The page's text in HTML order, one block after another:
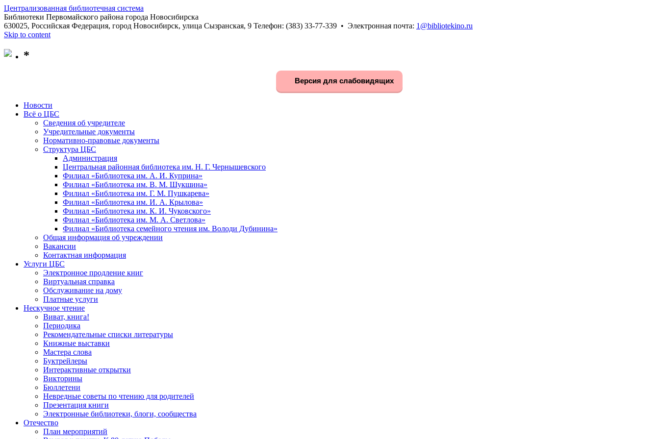
Централизованная библиотечная система
Библиотеки Первомайского района города Новосибирска
630025, Российская Федерация, город Новосибирск, улица Сызранская, 9 Телефон: (383) 33-77-339 • Электронная почта: 1@bibliotekino.ru
Skip to content
*
Версия для слабовидящих
Новости
Всё о ЦБС
Сведения об учредителе
Учредительные документы
Нормативно-правовые документы
Структура ЦБС
Администрация
Центральная районная библиотека им. Н. Г. Чернышевского
Филиал «Библиотека им. А. И. Куприна»
Филиал «Библиотека им. В. М. Шукшина»
Филиал «Библиотека им. Г. М. Пушкарева»
Филиал «Библиотека им. И. А. Крылова»
Филиал «Библиотека им. К. И. Чуковского»
Филиал «Библиотека им. М. А. Светлова»
Филиал «Библиотека семейного чтения им. Володи Дубинина»
Общая информация об учреждении
Вакансии
Контактная информация
Услуги ЦБС
Электронное продление книг
Виртуальная справка
Обслуживание на дому
Платные услуги
Нескучное чтение
Виват, книга!
Периодика
Рекомендательные списки литературы
Книжные выставки
Мастера слова
Буктрейлеры
Интерактивные открытки
Викторины
Бюллетени
Невредные советы по чтению для родителей
Презентация книги
Электронные библиотеки, блоги, сообщества
Отечество
План мероприятий